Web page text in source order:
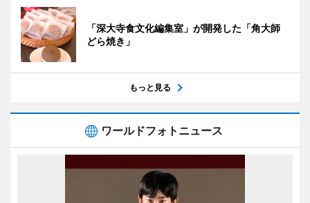
「深大寺食文化編集室」が開発した「角大師
どら焼き」
もっと見る
ワールドフォトニュース